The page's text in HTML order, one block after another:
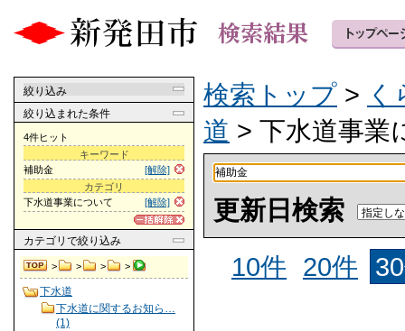
絞り込み
絞り込まれた条件
4件ヒット
キーワード
[解除]
補助金
カテゴリ
[解除]
下水道事業について
カテゴリ で絞り込み
> > > >
下水道
下水道に関するお知ら…
(1)
検索トップ > く
道 > 下水道事業
更新日検索
10件
20件